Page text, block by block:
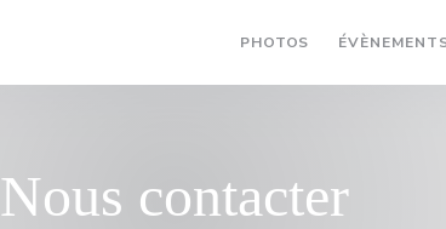
PHOTOS
Nous contacter